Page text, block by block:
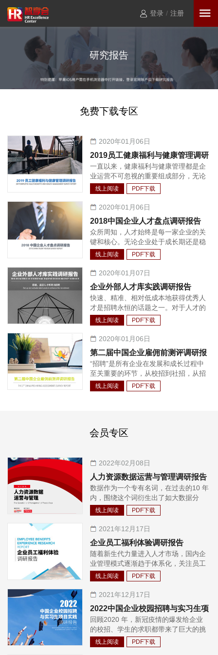
登录 / 注册
研究报告
免费下载专区
2020年01月06日
2019员工健康福利与健康管理调研
报告
一直以来，健康福利与健康管理都是企
业运营不可忽视的重要组成部分，无论
是对于公司竞争力还是员工生产力，都
不可或缺。发展至今，“以人为本”的核
心理念已经深入人心，特别是在中国市
场环境下，员工的健康管理已经逐渐形
成了较为完善的体系，包括法定福利、
商业保险、年度体检、沟通工具、健康
场所等等。
线上阅读 PDF下载
2020年01月06日
2018中国企业人才盘点调研报告
众所周知，人才始终是每一家企业的关
键和核心。无论企业处于成长期还是稳
定发展期，都需要持续不断的人才支
持。相应的，如何快速有效的增加所需
岗位以保证高管管理半径的扩大与核心
业务的持续增长，让企业保持恒久的竞
争力，成为每个企业面临的首要问题。
实践中，很多企业会发现：建立企业人
才池，从内部选拔和培养管理人才与技
术人才，相较外部招聘渠道的投资回报
度也更好。因此，人才盘点逐渐成为各
个企业做好人才管理工作不可或缺的一
环，其盘点的结果也被广泛应用在人力
资源规划制定、薪酬调整、奖金分配、
发展方案制定、员工职业生涯规划和人
才配置等各个方面。
线上阅读 PDF下载
2020年01月07日
企业外部人才库实践调研报告
快速、精准、相对低成本地获得优秀人
才是招聘永恒的话题之一。对于人才的
争夺战从未停止过，只是与以往相比，
这一争夺战已经越来越前置，企业对人
才的获取也越来越主动。面对行业中较
为稀缺与热门的人才，招聘更是需要长
期经营的工作。另外，随着技术与招聘
的结合程度的加深，利用招聘系统对整
个招聘流程和人才进行管理也渐渐成为
大量企业的选择。人才库在绝大多数情
线上阅读 PDF下载
2020年01月06日
第二届中国企业雇佣前测评调研报
告
“招聘”是所有企业在发展和成长过程中
至关重要的环节，从校招到社招，从招
聘基层员工到招聘公司高管，企业HR
都有一个共同的目标，那就是找到合适
测评工具。
线上阅读 PDF下载
会员专区
2022年02月08日
人力资源数据运营与管理调研报告
数据作为一个专有名词，在过去的10 年
内，围绕这个词衍生出了如大数据分
析、敏捷数据分析、大数据应用、智能
数据AI 等一系列相关名词，企业被置
于“不谈数据就落伍了”的浪潮中，而与
组织人才资源和人员管理息息相关的人
力资源数据亦是如此，在数字化转型的
大背景，人力资源数据的运营与运用承
接了企业数字化转型的重任。 那么，当
前企业的人力资源数据运营走到了哪一
及对HR 数据认知和需求不同，不同企
业在人力资源数据的运营与运用上存在
不同的阶段。多数企业处于成熟度较低
的“数据基础建设”的阶段，谈数据决策
为时尚早，也有部分企业先行，数据治
理较为完备，数据的运用成为最大关注
线上阅读 PDF下载
2021年12月17日
企业员工福利体验调研报告
随着新生代力量进入人才市场，国内企
业管理模式逐渐趋于体系化，关注员工
自身需求，与企业实现同轨增长的意识
被广泛认可。过去高度集中的无差别化
管理模式已渐渐不再适用。企业越发关
注员工个人的需求与感知度，所以员工
体验一词越来越为企业与人力资源管理
者所注意。 关注员工的体验感与感知度
的理念影响着员工职业生涯管理的各个
阶段与人力资源的各个模块，自然也影
线上阅读 PDF下载
2021年12月17日
2022中国企业校园招聘与实习生项
目实践调研报告
回顾2020 年，新冠疫情的爆发给企业
的校招、学生的求职都带来了巨大的挑
战，无论是校方、企业方都采取了一系
列积极的措施，力图将影响降至最低，
线上阅读 PDF下载